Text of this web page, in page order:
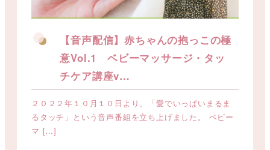
【音声配信】赤ちゃんの抱っこの極
意Vol.1 ベビーマッサージ・タッ
チケア講座v…
２０２２年１０月１０日より、「愛でいっぱいまるま
るタッチ」という音声番組を立ち上げました。 ベビー
マ […]